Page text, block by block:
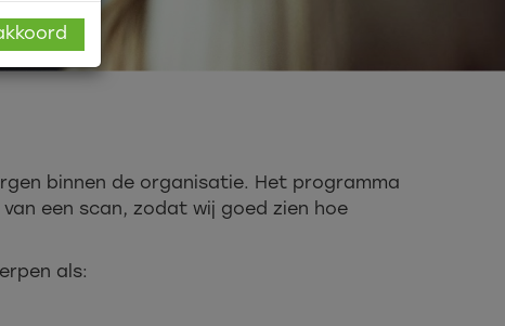
binnen de organisatie. Het programma
een scan, zodat wij goed zien hoe
als: